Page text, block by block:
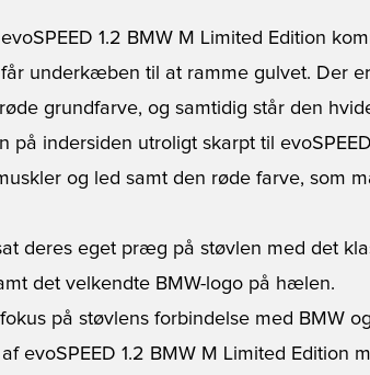
1.2 BMW M Limited Edition
underkæben til at ramme gulvet. Der
grundfarve, og samtidig står den
på indersiden utroligt skarpt til
og led samt den røde farve, som
deres eget præg på støvlen med det
det velkendte BMW-logo på hælen.
på støvlens forbindelse med BMW
evoSPEED 1.2 BMW M Limited Edition